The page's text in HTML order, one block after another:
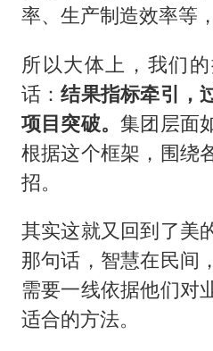
率、生产制造效率等
所以大体上，我们
话：结果指标牵引，
项目突破。集团层面
根据这个框架，围绕
招。
其实这就又回到了美
那句话，智慧在民间
需要一线依据他们对
适合的方法。